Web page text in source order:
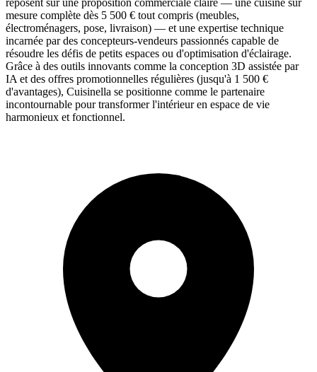
mesure complète dès 5 500 € tout compris (meubles,
électroménagers, pose, livraison) — et une expertise technique
incarnée par des concepteurs-vendeurs passionnés capable de
résoudre les défis de petits espaces ou d'optimisation d'éclairage.
Grâce à des outils innovants comme la conception 3D assistée par
IA et des offres promotionnelles régulières (jusqu'à 1 500 €
d'avantages), Cuisinella se positionne comme le partenaire
incontournable pour transformer l'intérieur en espace de vie
harmonieux et fonctionnel.